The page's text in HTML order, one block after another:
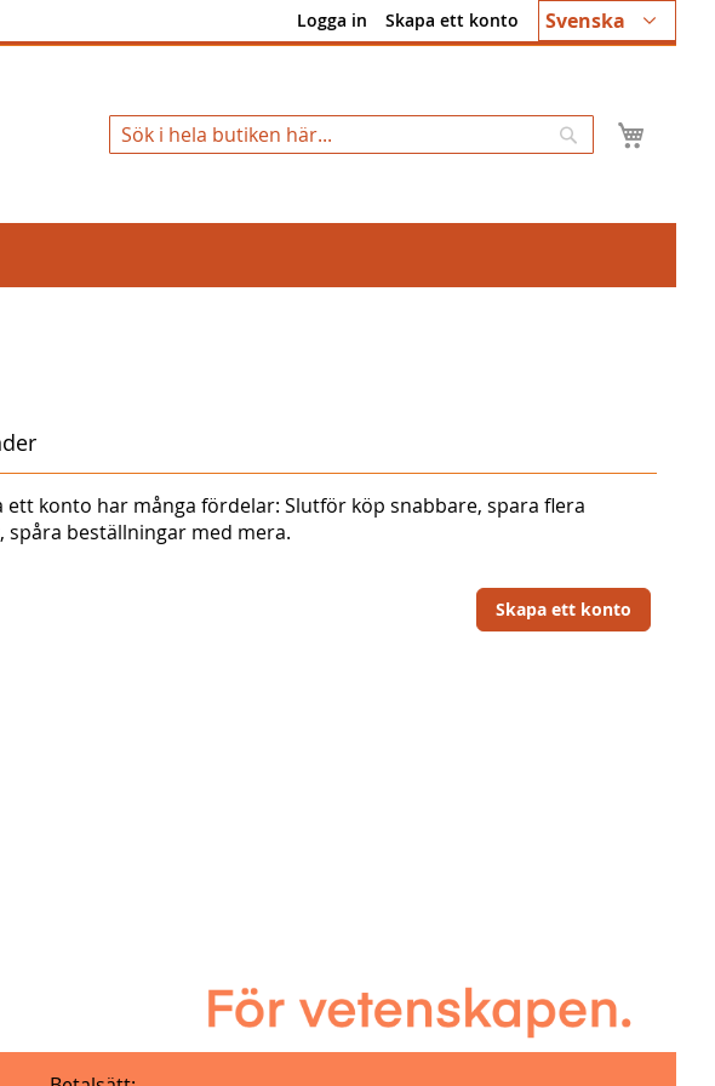
Språk
Svenska
Logga in Skapa ett konto
Sök
ett konto har många fördelar: Slutför köp snabbare, spara flera
spåra beställningar med mera.
Skapa ett konto